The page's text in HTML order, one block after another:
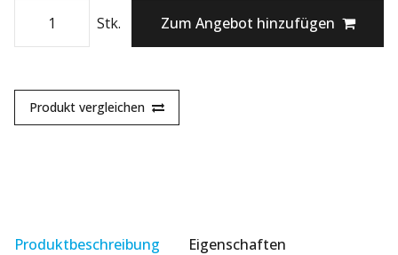
Stk. Zum Angebot hinzufügen
Produkt vergleichen
Produktbeschreibung Eigenschaften